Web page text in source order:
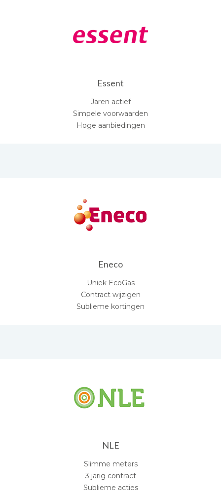
Essent
Jaren actief
Simpele voorwaarden
Hoge aanbiedingen
Eneco
Uniek EcoGas
Contract wijzigen
Sublieme kortingen
NLE
Slimme meters
3 jarig contract
Sublieme acties